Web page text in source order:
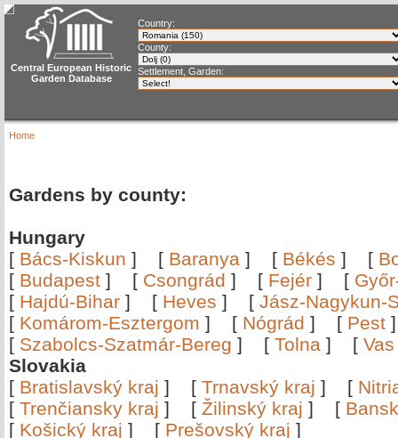
Central European Historic
Garden Database
Country:
County:
Settlement, Garden:
Home
Gardens by county:
Hungary
[ Bács-Kiskun ] [ Baranya ] [ Békés ] [
[ Budapest ] [ Csongrád ] [ Fejér ] [
[ Hajdú-Bihar ] [ Heves ] [ Jász-Nagykun-
[ Komárom-Esztergom ] [ Nógrád ] [ Pest
[ Szabolcs-Szatmár-Bereg ] [ Tolna ] [ Vas
Slovakia
[ Bratislavský kraj ] [ Trnavský kraj ] [
[ Trenčiansky kraj ] [ Žilinský kraj ] [
[ Košický kraj ] [ Prešovský kraj ]